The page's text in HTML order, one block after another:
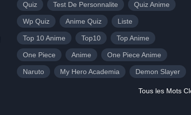
Quiz Test De Personnalite Quiz Anime
Wp Quiz Anime Quiz Liste
Top 10 Anime Top10 Top Anime
One Piece Anime One Piece Anime
Naruto My Hero Academia Demon Slayer
Tous les Mots